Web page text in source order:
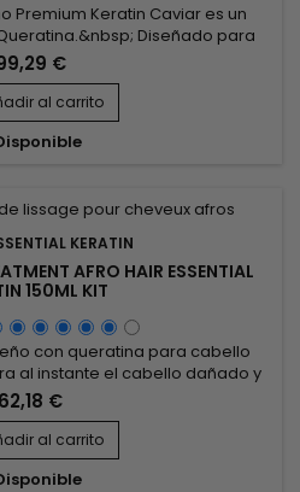
Premium Keratin Caviar es un
Diseñado para
alisado brasileño también es
Rica en queratina,
el cabello dañado y debilitado.
brinda flexibilidad, brillo,
un...
€
al carrito
KERATIN
AFRO HAIR ESSENTIAL
150ML KIT
con queratina para cabello
al instante el cabello dañado y
el cabello seco y apagado y
brasileño Essential Keratin para
el 100% del cabello rizado y
y proporciona un...
62,18 €
al carrito